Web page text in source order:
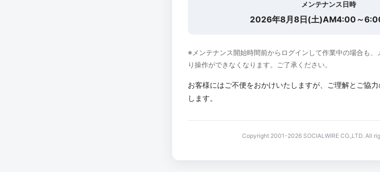
メンテナンス日時
2026年8月8日(土)AM4:00～
※メンテナンス開始時間前からログインして作業中の場合も、
り操作ができなくなります。ご了承ください。
お客様にはご不便をおかけいたしますが、ご理解とご協
します。
Copyright 2001-2026 SOCIALWIRE CO.,LTD. All